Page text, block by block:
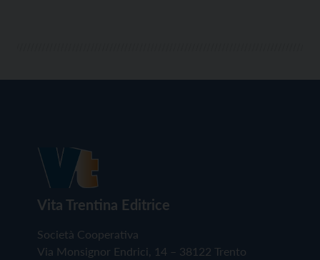
Vita Trentina Editrice
Società Cooperativa
Via Monsignor Endrici, 14 – 38122 Trento